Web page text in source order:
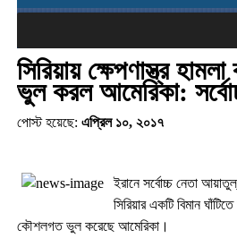
সিরিয়ায় ক্ষেপণাস্ত্র
ভুল করল আমেরিকা:
পোস্ট হয়েছে: এপ্রিল ১০, ২০১৭
ইরানে সর্বোচ্চ নেতা
সিরিয়ার একটি বিমান
কৌশলগত ভুল করেছে আমেরিকা।